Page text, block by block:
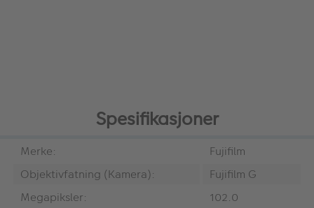
Spesifikasjoner
Merke:
Fujifilm
Objektivfatning (Kamera):
Fujifilm G
Megapiksler:
102.0